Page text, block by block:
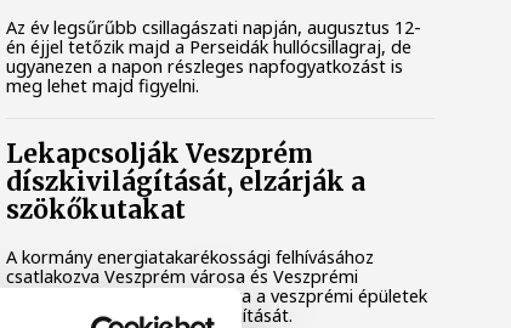
Az év legsűrűbb csillagászati napján, augusztus 12-
én éjjel tetőzik majd a Perseidák hullócsillagraj, de
ugyanezen a napon részleges napfogyatkozást is
meg lehet majd figyelni.
Lekapcsolják Veszprém
díszkivilágítását, elzárják a
szökőkutakat
A kormány energiatakarékossági felhívásához
csatlakozva Veszprém városa és Veszprémi
Főegyházmegye is lekapcsolta a veszprémi épületek
és nevezetességek díszkivilágítását.